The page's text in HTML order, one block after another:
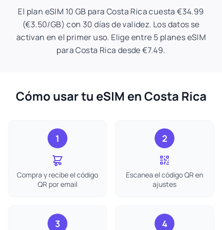
El plan eSIM 10 GB para Costa Rica cuesta €34.99
(€3.50/GB) con 30 días de validez. Los datos se
activan en el primer uso. Elige entre 5 planes eSIM
para Costa Rica desde €7.49.
Cómo usar tu eSIM en Costa Rica
1
Compra y recibe el código
QR por email
2
Escanea el código QR en
ajustes
3 4